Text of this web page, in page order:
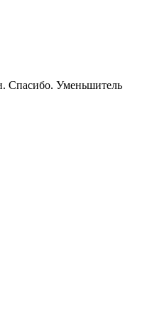
Спасибо. Уменьшитель